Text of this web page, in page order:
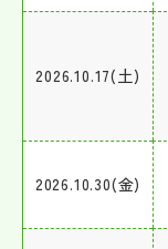
2026.10.17(土)
2026.10.30(金)